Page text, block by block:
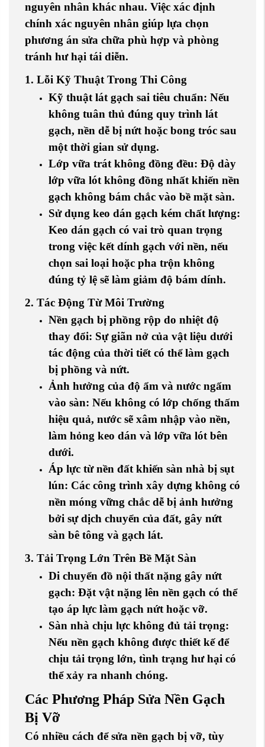
nguyên nhân khác nhau. Việc xác định
chính xác nguyên nhân giúp lựa chọn
phương án sửa chữa phù hợp và phòng
tránh hư hại tái diễn.
1. Lỗi Kỹ Thuật Trong Thi Công
Kỹ thuật lát gạch sai tiêu chuẩn: Nếu
không tuân thủ đúng quy trình lát
gạch, nền dễ bị nứt hoặc bong tróc sau
một thời gian sử dụng.
Lớp vữa trát không đồng đều: Độ dày
lớp vữa lót không đồng nhất khiến nền
gạch không bám chắc vào bề mặt sàn.
Sử dụng keo dán gạch kém chất lượng:
Keo dán gạch có vai trò quan trọng
trong việc kết dính gạch với nền, nếu
chọn sai loại hoặc pha trộn không
đúng tỷ lệ sẽ làm giảm độ bám dính.
2. Tác Động Từ Môi Trường
Nền gạch bị phồng rộp do nhiệt độ
thay đổi: Sự giãn nở của vật liệu dưới
tác động của thời tiết có thể làm gạch
bị phồng và nứt.
Ảnh hưởng của độ ẩm và nước ngấm
vào sàn: Nếu không có lớp chống thấm
hiệu quả, nước sẽ xâm nhập vào nền,
làm hỏng keo dán và lớp vữa lót bên
dưới.
Áp lực từ nền đất khiến sàn nhà bị sụt
lún: Các công trình xây dựng không có
nền móng vững chắc dễ bị ảnh hưởng
bởi sự dịch chuyển của đất, gây nứt
sàn bê tông và gạch lát.
3. Tải Trọng Lớn Trên Bề Mặt Sàn
Di chuyển đồ nội thất nặng gây nứt
gạch: Đặt vật nặng lên nền gạch có thể
tạo áp lực làm gạch nứt hoặc vỡ.
Sàn nhà chịu lực không đủ tải trọng:
Nếu nền gạch không được thiết kế để
chịu tải trọng lớn, tình trạng hư hại có
thể xảy ra nhanh chóng.
Các Phương Pháp Sửa Nền Gạch
Bị Vỡ
Có nhiều cách để sửa nền gạch bị vỡ, tùy